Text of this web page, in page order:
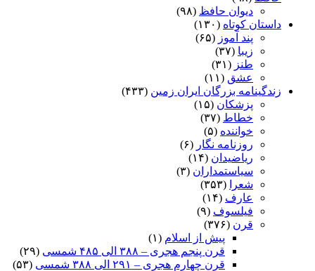
دیوان حافظ (۹۸)
داستان کوتاه (۱۳۰)
پند آموز (۶۵)
زیبا (۳۷)
طنز (۳۱)
عشق (۱۱)
زندگینامه بزرگان ایران زمین (۴۳۳)
پزشکان (۱۵)
خطاط (۳۷)
خواننده (۵)
روزنامه نگار (۶)
ریاضیدان (۱۴)
سیاستمداران (۳)
شعرا
(۳۵۳)
عارف (۱۴)
فیلسوف (۹)
قرن (۳۷۶)
پیش از اسلام (۱)
قرن پنجم هجری – ۳۸۸ الی ۴۸۵ شمسی
(۲۹)
قرن چهارم هجری – ۲۹۱ الی ۳۸۸ شمسی
(۵۳)